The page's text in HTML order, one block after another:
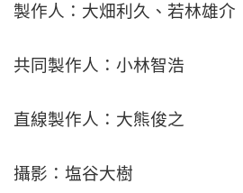
製作人：大畑利久、若林雄介
共同製作人：小林智浩
直線製作人：大熊俊之
攝影：塩谷大樹